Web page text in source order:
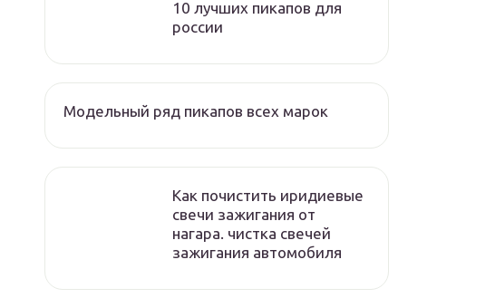
10 лучших пикапов для
россии
Модельный ряд пикапов всех марок
Как почистить иридиевые
свечи зажигания от
нагара. чистка свечей
зажигания автомобиля